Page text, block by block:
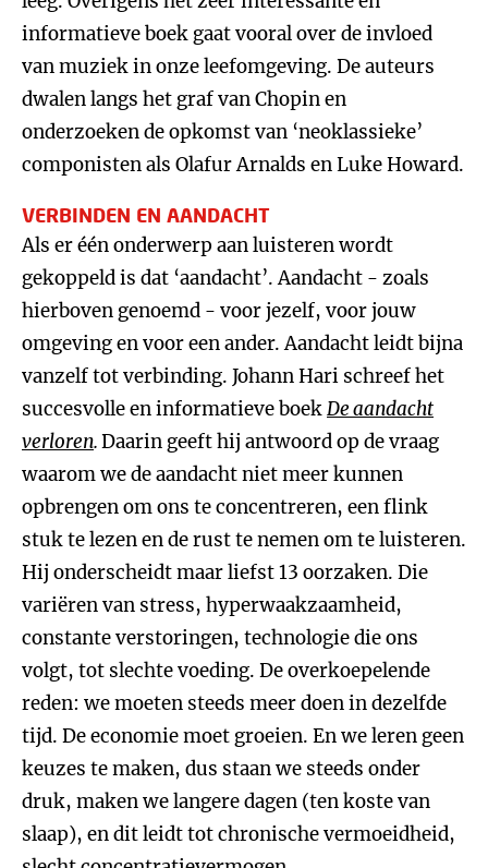
informatieve boek gaat vooral over de invloed
van muziek in onze leefomgeving. De auteurs
dwalen langs het graf van Chopin en
onderzoeken de opkomst van ‘neoklassieke’
componisten als Olafur Arnalds en Luke Howard.
VERBINDEN EN AANDACHT
Als er één onderwerp aan luisteren wordt
gekoppeld is dat ‘aandacht’. Aandacht - zoals
hierboven genoemd - voor jezelf, voor jouw
omgeving en voor een ander. Aandacht leidt bijna
vanzelf tot verbinding. Johann Hari schreef het
succesvolle en informatieve boekDe aandacht
verloren.Daarin geeft hij antwoord op de vraag
waarom we de aandacht niet meer kunnen
opbrengen om ons te concentreren, een flink
stuk te lezen en de rust te nemen om te luisteren.
Hij onderscheidt maar liefst 13 oorzaken. Die
variëren van stress, hyperwaakzaamheid,
constante verstoringen, technologie die ons
volgt, tot slechte voeding. De overkoepelende
reden: we moeten steeds meer doen in dezelfde
tijd. De economie moet groeien. En we leren geen
keuzes te maken, dus staan we steeds onder
druk, maken we langere dagen (ten koste van
slaap), en dit leidt tot chronische vermoeidheid,